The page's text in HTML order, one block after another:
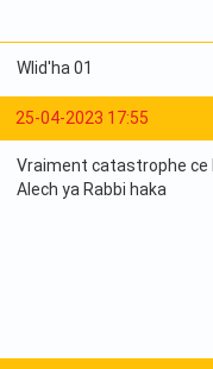
Wlid'ha 01
25-04-2023 17:55
Vraiment catastrophe ce
Alech ya Rabbi haka